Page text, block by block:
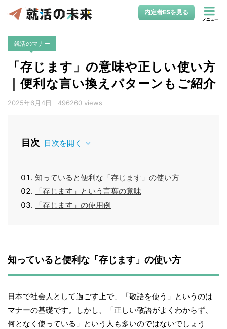
内定者ESを見る
メニュー
就活のマナー
「存じます」の意味や正しい使い方
｜便利な言い換えパターンもご紹介
2025年6月4日 496260 views
目次 目次を開く
知っていると便利な「存じます」の使い方
「存じます」という言葉の意味
「存じます」の使用例
知っていると便利な「存じます」の使い方
日本で社会人として過ごす上で、「敬語を使う」というのは
マナーの基礎です。しかし、「正しい敬語がよくわからず、
何となく使っている」という人も多いのではないでしょう